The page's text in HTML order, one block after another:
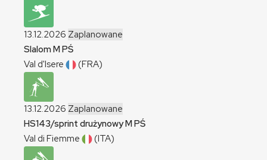
13.12.2026 Zaplanowane
SlalomMPŚ
Val d'Isere
(FRA)
13.12.2026 Zaplanowane
HS143/sprint drużynowyMPŚ
Val di Fiemme
(ITA)